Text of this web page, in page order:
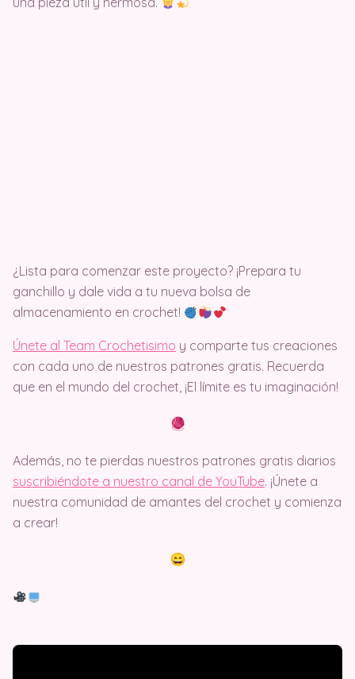
¿Lista para comenzar este proyecto? ¡Prepara tu
ganchillo y dale vida a tu nueva bolsa de
almacenamiento en crochet!
Únete al Team Crochetisimo y comparte tus creaciones
con cada uno de nuestros patrones gratis. Recuerda
que en el mundo del crochet, ¡El límite es tu imaginación!
Además, no te pierdas nuestros patrones gratis diarios
suscribiéndote a nuestro canal de YouTube. ¡Únete a
nuestra comunidad de amantes del crochet y comienza
a crear!